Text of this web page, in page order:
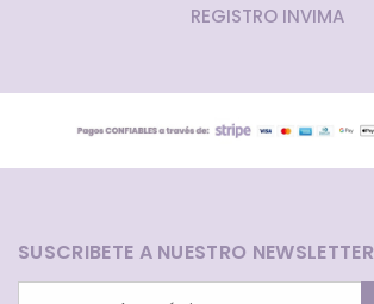
REGISTRO INVIMA
SUSCRIBETE A NUESTRO NEWSLETTER